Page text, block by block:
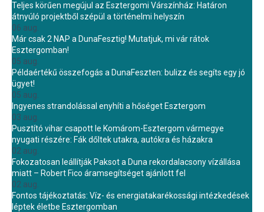
Teljes körűen megújul az Esztergomi Várszínház: Határon
átnyúló projektből szépül a történelmi helyszín
06 aug.
Már csak 2 NAP a DunaFesztig! Mutatjuk, mi vár rátok
Esztergomban!
05 aug.
Példaértékű összefogás a DunaFeszten: bulizz és segíts egy jó
ügyet!
05 aug.
Ingyenes strandolással enyhíti a hőséget Esztergom
03 aug.
Pusztító vihar csapott le Komárom-Esztergom vármegye
nyugati részére: Fák dőltek utakra, autókra és házakra
02 aug.
Fokozatosan leállítják Paksot a Duna rekordalacsony vízállása
miatt – Robert Fico áramsegítséget ajánlott fel
02 aug.
Fontos tájékoztatás: Víz- és energiatakarékossági intézkedések
léptek életbe Esztergomban